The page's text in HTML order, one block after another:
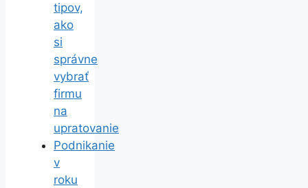
tipov,
ako
si
správne
vybrať
firmu
na
upratovanie
Podnikanie
v
roku